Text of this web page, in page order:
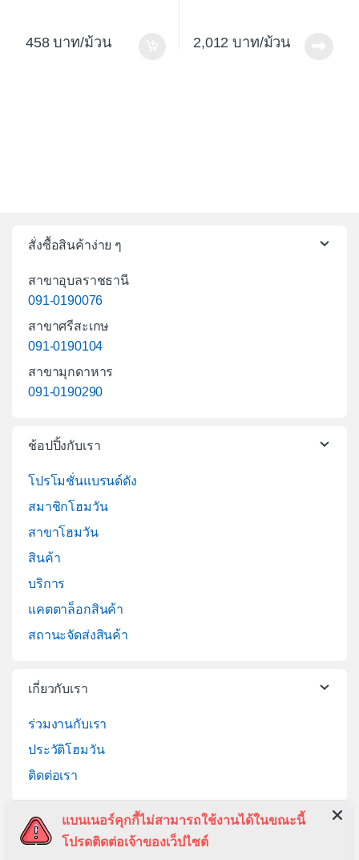
458 /ม้วน 2,012 /ม้วน
สั่งซื้อสินค้าง่าย ๆ
สาขาอุบลราชธานี
091-0190076
สาขาศรีสะเกษ
091-0190104
สาขามุกดาหาร
091-0190290
ช้อปปิ้งกับเรา
โปรโมชั่นแบรนด์ดัง
สมาชิกโฮมวัน
สาขาโฮมวัน
สินค้า
บริการ
แคตตาล็อกสินค้า
สถานะจัดส่งสินค้า
เกี่ยวกับเรา
ร่วมงานกับเรา
ประวัติโฮมวัน
ติดต่อเรา
ช่วยเหลือ
แบนเนอร์คุกกี้ไม่สามารถใช้งานได้ในขณะนี้
โปรดติดต่อเจ้าของเว็ปไซต์